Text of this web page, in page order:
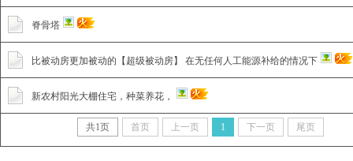
脊骨塔
比被动房更加被动的【超级被动房】 在无任何人工能源补给的情况下
新农村阳光大棚住宅，种菜养花，
共1页 首页 上一页 1 下一页 尾页